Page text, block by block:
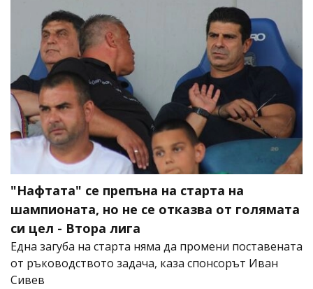
"Нафтата" се препъна на старта на
шампионата, но не се отказва от голямата
си цел - Втора лига
Една загуба на старта няма да промени поставената
от ръководството задача, каза спонсорът Иван
Сивев